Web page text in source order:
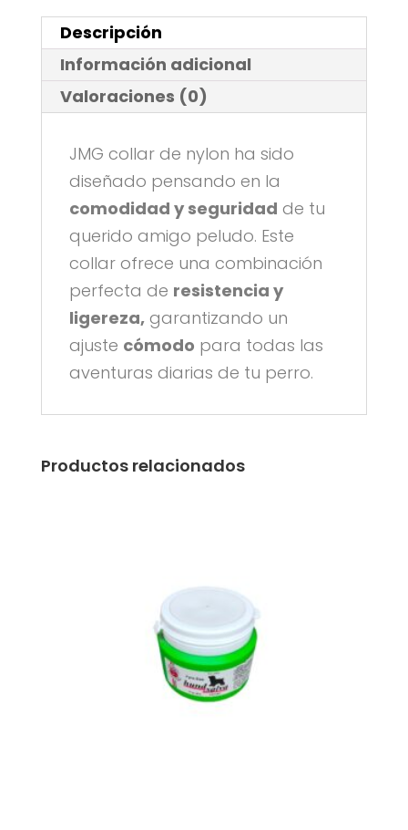
cantidad
Descripción
Información adicional
Valoraciones (0)
JMG collar de nylon ha sido
diseñado pensando en la
comodidad y seguridad de tu
querido amigo peludo. Este
collar ofrece una combinación
perfecta de resistencia y
ligereza,garantizando un
ajuste cómodo para todas las
aventuras diarias de tu perro.
Productos relacionados